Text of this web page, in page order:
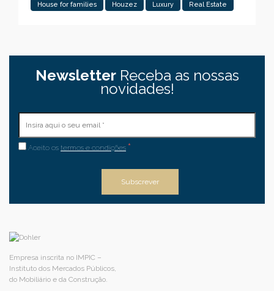
House for families
Houzez Luxury Real Estate
NewsletterReceba as nossas
novidades!
Aceito os termos e condições *
Empresa inscrita no IMPIC –
Instituto dos Mercados Públicos,
do Mobiliário e da Construção.